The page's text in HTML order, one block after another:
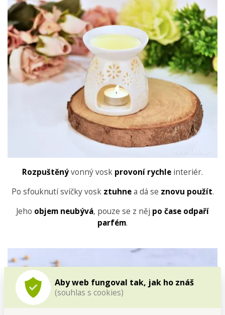
Aby web fungoval tak, jak ho znáš
(souhlas s cookies)
Rozpuštěnývonný vosk provoní rychle interiér.
Po sfouknutí svíčky vosk ztuhnea dá se znovu použít.
Jeho objem neubývá, pouze se z něj po čase odpaří
parfém.